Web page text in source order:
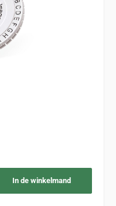
In de winkelmand